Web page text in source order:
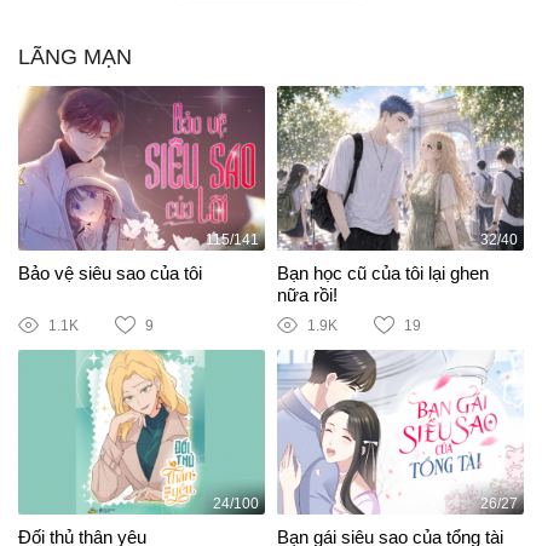
LÃNG MẠN
115/141
Bảo vệ siêu sao của tôi
1.1K 9
32/40
Bạn học cũ của tôi lại ghen
nữa rồi!
1.9K 19
24/100
Đối thủ thân yêu
26/27
Bạn gái siêu sao của tổng tài